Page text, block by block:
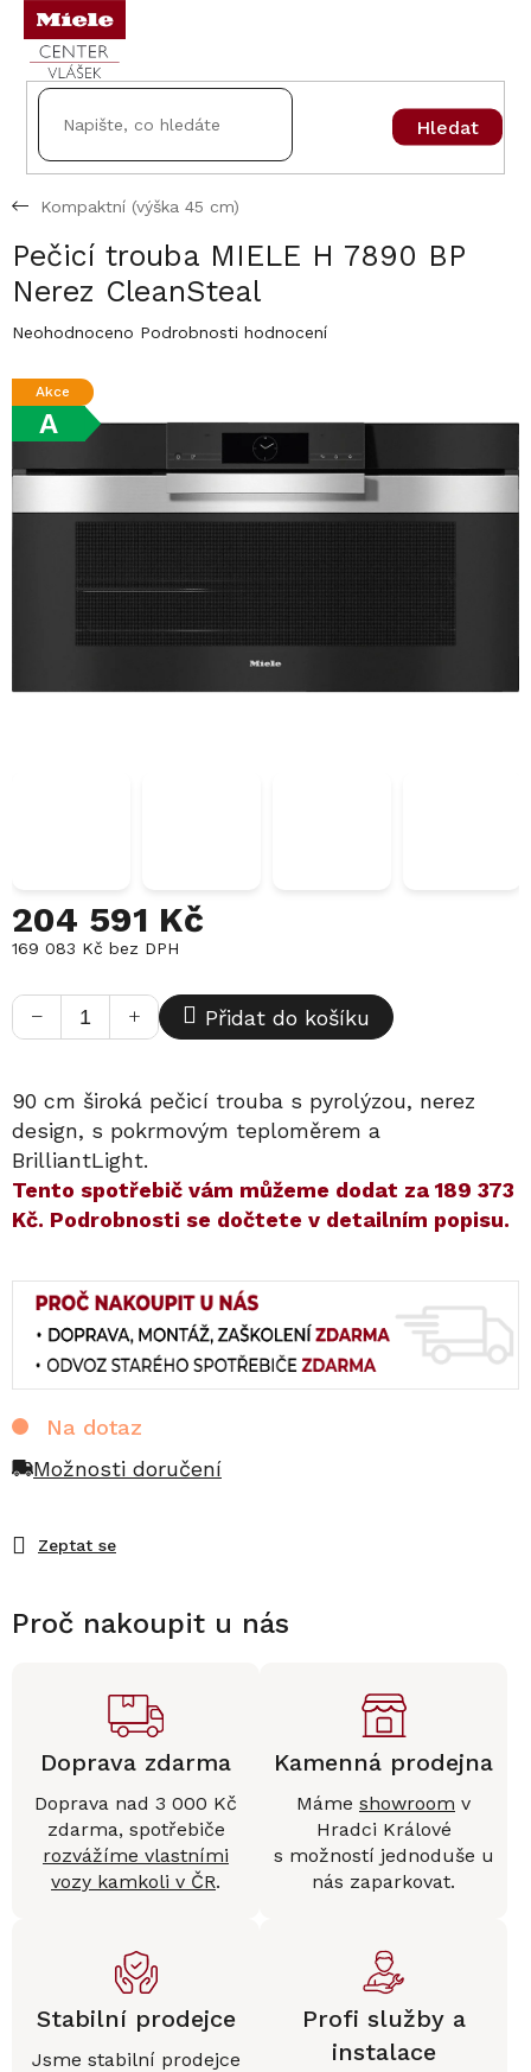
Přejít
obsah
Hledat
Kompaktní (výška 45 cm)
Pečicí trouba MIELE H 7890 BP
Nerez CleanSteal
Průměrné
produktu
z
5
Neohodnoceno Podrobnosti hodnocení
Akce
A
204 591 Kč
169 083 Kč bez DPH
cena:
+
− Přidat do košíku
90 cm široká pečicí trouba s pyrolýzou, nerez
design, s pokrmovým teploměrem a
BrilliantLight.
​​Tento spotřebič vám můžeme dodat za 189 373
Kč. Podrobnosti se dočtete v detailním popisu.
Zeptat se
Na dotaz
Možnosti doručení
Proč nakoupit u nás
Doprava zdarma
Doprava nad 3 000 Kč
zdarma, spotřebiče
rozvážíme vlastními
vozy kamkoli v ČR.
Kamenná prodejna
Máme showroom v
Hradci Králové
s možností jednoduše u
nás zaparkovat.
Stabilní prodejce
Jsme stabilní prodejce
Profi služby a
instalace